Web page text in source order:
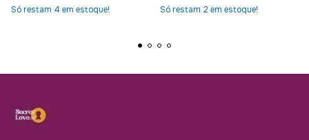
Só restam 4 em estoque! Só restam 2 em estoque!